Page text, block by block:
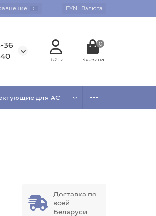
0 BYN Валюта
36
40
0
для АС
Доставка по
всей
Беларуси